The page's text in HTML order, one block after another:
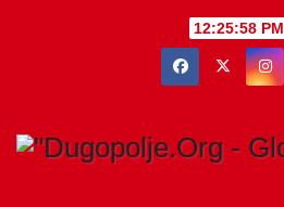
12:25:59 PM